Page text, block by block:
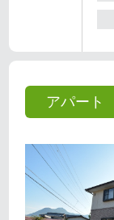
アパート